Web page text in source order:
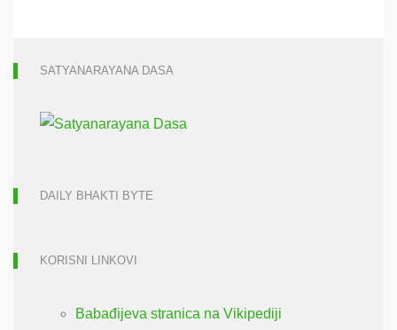
SATYANARAYANA DASA
DAILY BHAKTI BYTE
KORISNI LINKOVI
Babađijeva stranica na Vikipediji